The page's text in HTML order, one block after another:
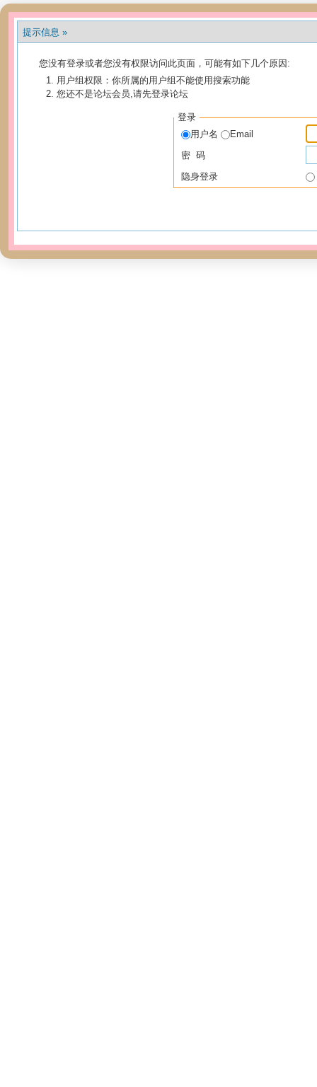
提示信息 »
您没有登录或者您没有权限访问此页面，可能有如下几个原因:
用户组权限：你所属的用户组不能使用搜索功能
您还不是论坛会员,请先登录论坛
登录
用户名
Email
密 码
隐身登录